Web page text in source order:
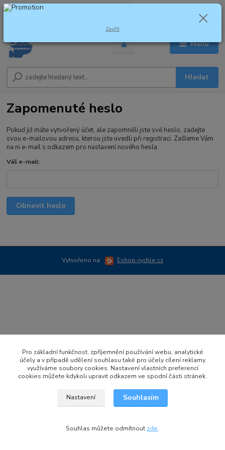
Menu
Hledat
0,00 Kč
Zapomenuté heslo
Pokud již máte vytvořený účet, ale zapomněli jste své heslo, zadejte
svou e-mailovou adresu, kterou jste uvedli při registraci. Zašleme Vám
na ni e-mail s odkazem pro nastavení nového hesla.
Váš e-mail:
Obnovit heslo
Vytvořeno na Eshop-rychle.cz
Zavřít
Pro základní funkčnost, zpříjemnění používání webu, analytické
účely a v případě udělení souhlasu také pro účely cílení reklamy
využíváme soubory cookies. Nastavení vlastních preferencí
cookies můžete kdykoli upravit odkazem ve spodní části stránek.
Nastavení Souhlasím
Souhlas můžete odmítnout zde.